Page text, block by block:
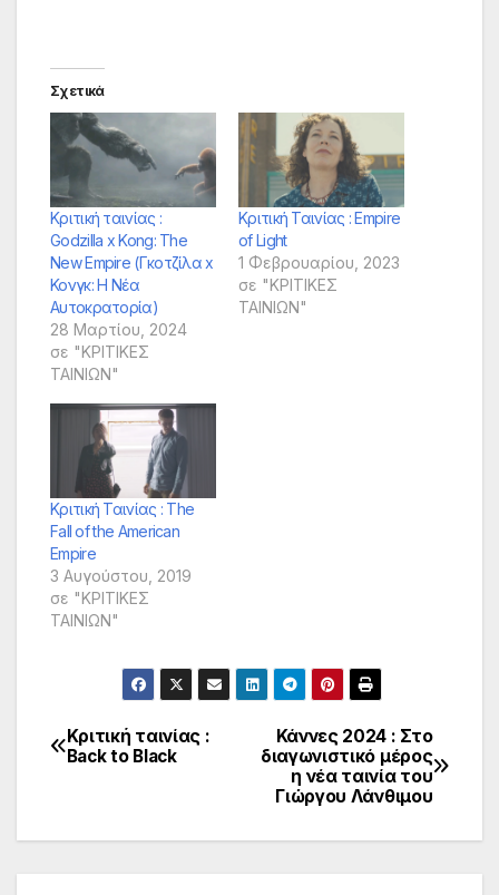
Σχετικά
Κριτική ταινίας :
Godzilla x Kong: The
New Empire (Γκοτζίλα x
Κονγκ: Η Νέα
Αυτοκρατορία)
28 Μαρτίου, 2024
σε "ΚΡΙΤΙΚΕΣ
ΤΑΙΝΙΩΝ"
Κριτική Ταινίας : Empire
of Light
1 Φεβρουαρίου, 2023
σε "ΚΡΙΤΙΚΕΣ
ΤΑΙΝΙΩΝ"
Κριτική Ταινίας : The
Fall of the American
Empire
3 Αυγούστου, 2019
σε "ΚΡΙΤΙΚΕΣ
ΤΑΙΝΙΩΝ"
Πλοήγηση
Κάννες 2024 : Στο
διαγωνιστικό μέρος
η νέα ταινία του
Γιώργου Λάνθιμου
Κριτική ταινίας :
Back to Black